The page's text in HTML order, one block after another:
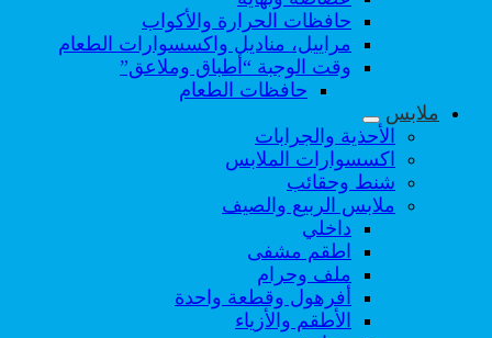
حافظات الحرارة والأكواب
مراييل، مناديل واكسسوارات الطعام
وقت الوجبة “أطباق وملاعق”
حافظات الطعام
ملابس
الأحذية والجرابات
اكسسوارات الملابس
شنط وحقائب
ملابس الربيع والصيف
داخلي
اطقم مشفى
ملف وحرام
أفرهول وقطعة واحدة
الأطقم والأزياء